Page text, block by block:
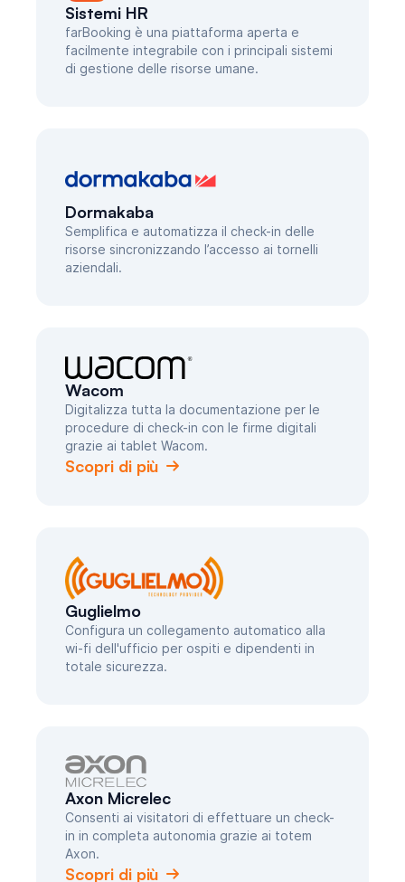
Sistemi HR
farBooking è una piattaforma aperta e
facilmente integrabile con i principali sistemi
di gestione delle risorse umane.
Dormakaba
Semplifica e automatizza il check-in delle
risorse sincronizzando l’accesso ai tornelli
aziendali.
Wacom
Digitalizza tutta la documentazione per le
procedure di check-in con le firme digitali
grazie ai tablet Wacom.
Scopri di più
Guglielmo
Configura un collegamento automatico alla
wi-fi dell'ufficio per ospiti e dipendenti in
totale sicurezza.
Axon Micrelec
Consenti ai visitatori di effettuare un check-
in in completa autonomia grazie ai totem
Axon.
Scopri di più